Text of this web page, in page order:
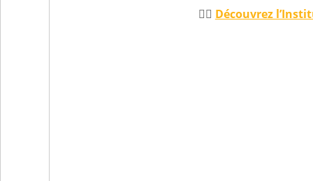
👉🏻 Découvrez